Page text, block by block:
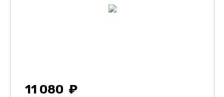
11 080